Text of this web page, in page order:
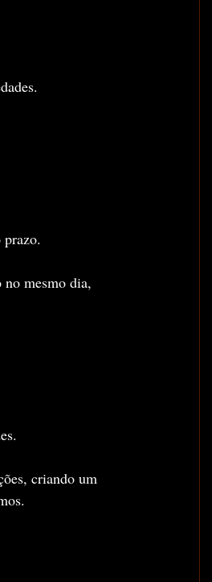
no mesmo dia,
criando um